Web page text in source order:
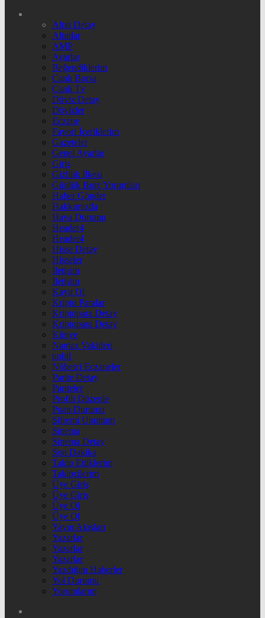
Altın Detay
Altınlar
AMP
Ayarlar
Beğendiklerim
Canlı Borsa
Canlı Tv
Döviz Detay
Dövizler
Eczane
Favori İçeriklerim
Gazeteler
Genel Ayarlar
Giriş
Gizlilik İlkesi
Günlük Burç Yorumları
Haber Gönder
Hakkımızda
Hava Durumu
Header4
Header4
Hisse Detay
Hisseler
İletişim
İletişim
Kayıt Ol
Kripto Paralar
Kriptopara Detay
Kriptopara Detay
Künye
Namaz Vakitleri
nnbil
Nöbetçi Eczaneler
Parite Detay
Pariteler
Profili Düzenle
Puan Durumu
Şifremi Unuttum
Sinema
Sinema Detay
Son Dakika
Takip Ettiklerim
Takipçilerim
Üye Giriş
Üye Giriş
Üye Ol
Üye Ol
Yayın Akışları
Yazarlar
Yazarlar
Yazarlar
Yazdığım Haberler
Yol Durumu
Yorumlarım